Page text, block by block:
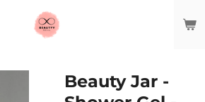
Beauty Jar -